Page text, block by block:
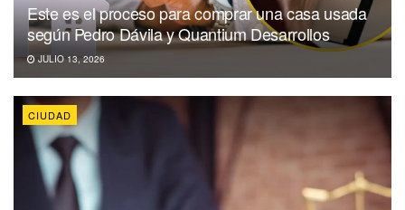
Este es el proceso para comprar una casa usada
según Pedro Dávila y Quantium Desarrollos
JULIO 13, 2026
CIUDAD